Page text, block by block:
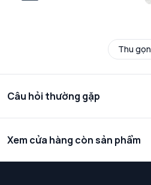
Thu gọn
Câu hỏi thường gặp
Xem cửa hàng còn sản phẩm